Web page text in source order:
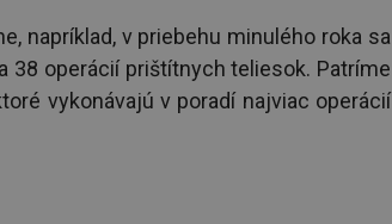
napríklad, v priebehu minulého roka sa
38 operácií prištítnych teliesok. Patríme
vykonávajú v poradí najviac operácií